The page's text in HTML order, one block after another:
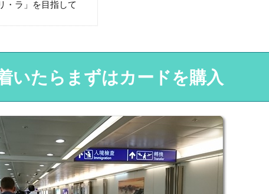
・ラ」を目指して
いたらまずはカードを購入